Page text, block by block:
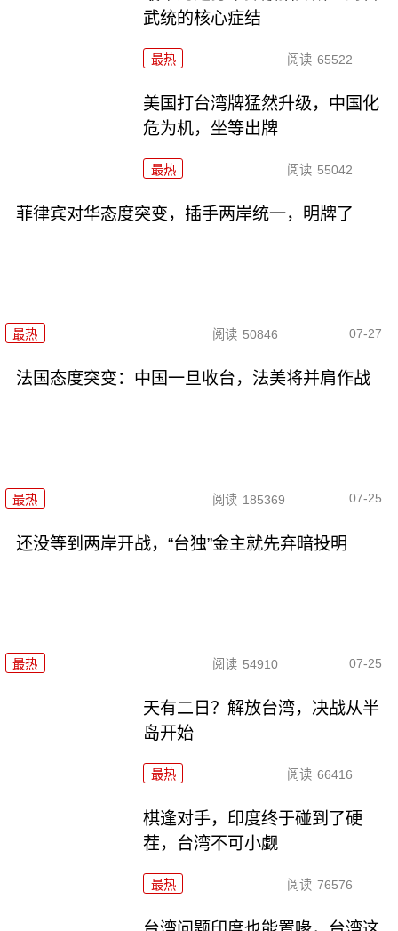
武统的核心症结
最热 阅读 65522
美国打台湾牌猛然升级，中国化
危为机，坐等出牌
最热 阅读 55042
菲律宾对华态度突变，插手两岸统一，明牌了
最热 阅读 50846 07-27
法国态度突变：中国一旦收台，法美将并肩作战
最热 阅读 185369 07-25
还没等到两岸开战，“台独”金主就先弃暗投明
最热 阅读 54910 07-25
天有二日？解放台湾，决战从半
岛开始
最热 阅读 66416
棋逢对手，印度终于碰到了硬
茬，台湾不可小觑
最热 阅读 76576